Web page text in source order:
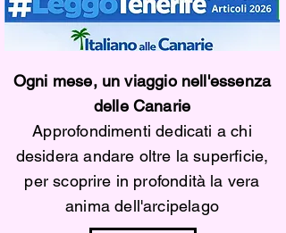
Ogni mese, un viaggio nell'essenza
delle Canarie
Approfondimenti dedicati a chi
desidera andare oltre la superficie,
per scoprire in profondità la vera
anima dell'arcipelago